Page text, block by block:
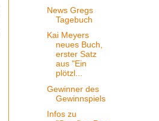
News Gregs
Tagebuch
Kai Meyers
neues Buch,
erster Satz
aus "Ein
plötzl...
Gewinner des
Gewinnspiels
Infos zu